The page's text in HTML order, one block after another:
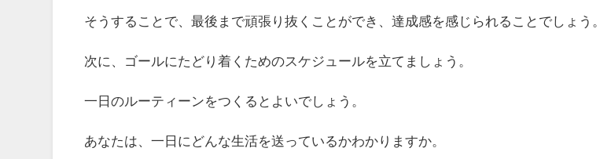
そうすることで、最後まで頑張り抜くことができ、達成感を感じられることでしょう。
次に、ゴールにたどり着くためのスケジュールを立てましょう。
一日のルーティーンをつくるとよいでしょう。
あなたは、一日にどんな生活を送っているかわかりますか。